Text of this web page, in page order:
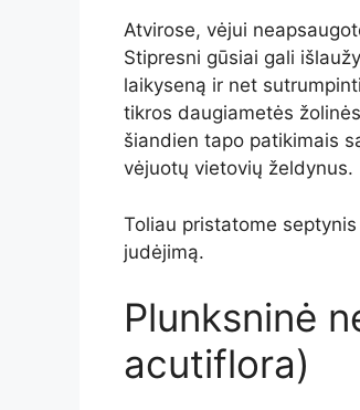
Atvirose, vėjui
Stipresni gūsiai gali
laikyseną ir net
tikros daugiametės
šiandien tapo patikimais
vėjuotų vietovių želdynus.
Toliau pristatome
judėjimą.
Plunksninė
acutiflora)